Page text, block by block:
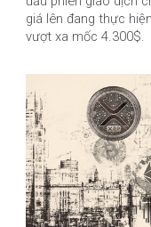
giá lên đang thực
vượt xa mốc 4.300$.